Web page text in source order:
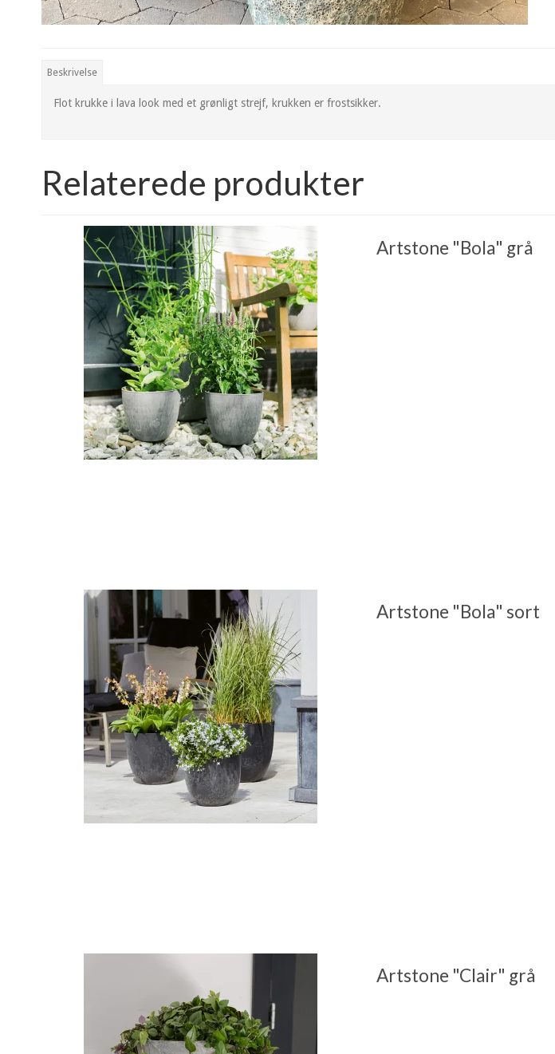
Beskrivelse
Flot krukke i lava look med et grønligt strejf, krukken er frostsikker.
Relaterede produkter
Artstone "Bola" grå
Artstone "Bola" sort
Artstone "Clair" grå